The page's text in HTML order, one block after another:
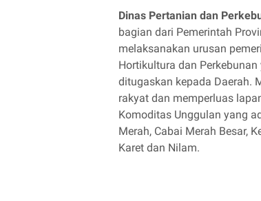
Dinas Pertanian dan
bagian dari Pemerintah
melaksanakan urusan
Hortikultura dan
ditugaskan kepada Daerah.
rakyat dan memperluas
Komoditas Unggulan yang
Merah, Cabai Merah Besar,
Karet dan Nilam.